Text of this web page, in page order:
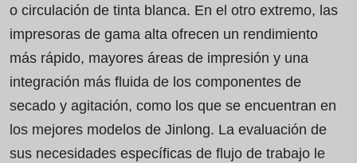
o circulación de tinta blanca. En el otro extremo, las
impresoras de gama alta ofrecen un rendimiento
más rápido, mayores áreas de impresión y una
integración más fluida de los componentes de
secado y agitación, como los que se encuentran en
los mejores modelos de Jinlong. La evaluación de
sus necesidades específicas de flujo de trabajo le